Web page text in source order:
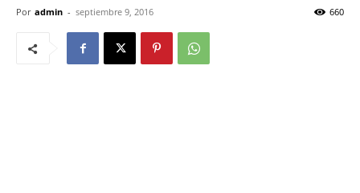
Por admin - septiembre 9, 2016 660